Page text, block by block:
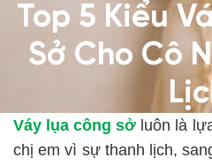
Top 5 Kiểu
Sở Cho Cô
Váy lụa công sở luôn là
chị em vì sự thanh lịch,